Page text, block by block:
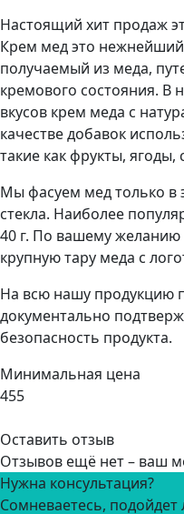
Настоящий хит продаж
Крем мед это
получаемый из меда,
кремового состояния. В
вкусов крем меда с
качестве добавок
такие как фрукты, ягоды,
Мы фасуем мед только в
стекла. Наиболее
40 г. По вашему
крупную тару меда с
На всю нашу продукцию
документально
безопасность продукта.
Минимальная цена
455
Оставить отзыв
Отзывов ещё нет – ваш
Нужна консультация?
Сомневаетесь, подойдет